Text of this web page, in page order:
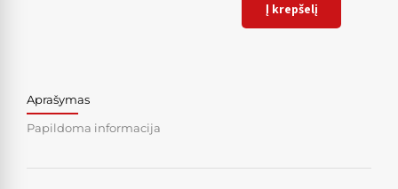
Į krepšelį
Aprašymas
Papildoma informacija